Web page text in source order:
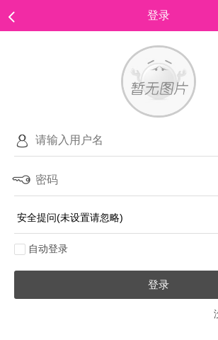
登录
自动登录
登录